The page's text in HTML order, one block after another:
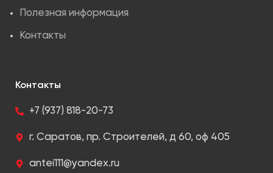
Полезная информация
Контакты
Контакты
+7 (937) 818-20-73
г. Саратов, пр. Строителей, д 60, оф 405
antei111@yandex.ru